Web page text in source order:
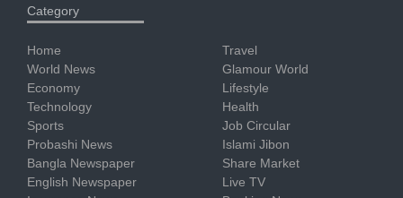
Category
Home
World News
Economy
Technology
Sports
Probashi News
Bangla Newspaper
English Newspaper
Travel
Glamour World
Lifestyle
Health
Job Circular
Islami Jibon
Share Market
Live TV